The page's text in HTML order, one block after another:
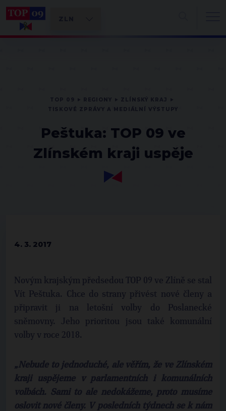
Peštuka: TOP 09 ve
Zlínském kraji uspěje
4. 3. 2017
Novým krajským předsedou TOP 09 ve Zlíně se stal
Vít Peštuka. Chce do strany přivést nové členy a
připravit ji na letošní volby do Poslanecké
sněmovny. Jeho prioritou jsou také komunální
volby v roce 2018.
„Nebude to jednoduché, ale věřím, že ve Zlínském
kraji uspějeme v parlamentních i komunálních
volbách. Sami to ale nedokážeme, proto musíme
oslovit nové členy. V posledních týdnech se k nám